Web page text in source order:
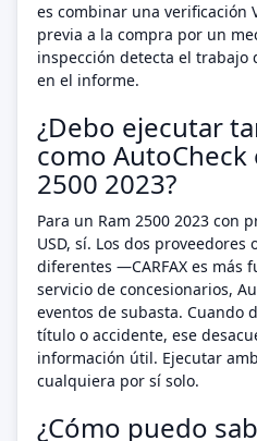
es combinar una verificación
previa a la compra por un
inspección detecta el trabajo
en el informe.
¿Debo ejecutar
como AutoCheck
2500 2023?
Para un Ram 2500 2023 con
USD, sí. Los dos
diferentes —CARFAX es más
servicio de concesionarios,
eventos de subasta. Cuando
título o accidente, ese
información útil. Ejecutar
cualquiera por sí solo.
¿Cómo puedo